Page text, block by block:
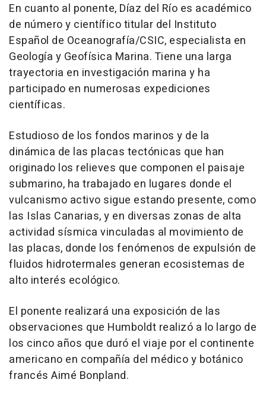
En cuanto al ponente, Díaz del Río es académico
de número y científico titular del Instituto
Español de Oceanografía/CSIC, especialista en
Geología y Geofísica Marina. Tiene una larga
trayectoria en investigación marina y ha
participado en numerosas expediciones
científicas.
Estudioso de los fondos marinos y de la
dinámica de las placas tectónicas que han
originado los relieves que componen el paisaje
submarino, ha trabajado en lugares donde el
vulcanismo activo sigue estando presente, como
las Islas Canarias, y en diversas zonas de alta
actividad sísmica vinculadas al movimiento de
las placas, donde los fenómenos de expulsión de
fluidos hidrotermales generan ecosistemas de
alto interés ecológico.
El ponente realizará una exposición de las
observaciones que Humboldt realizó a lo largo de
los cinco años que duró el viaje por el continente
americano en compañía del médico y botánico
francés Aimé Bonpland.